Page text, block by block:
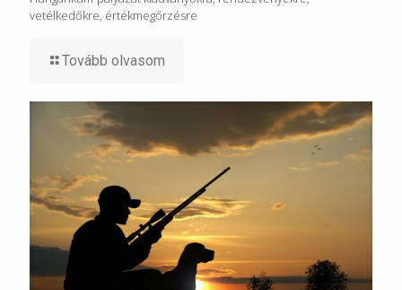
vetélkedőkre, értékmegőrzésre
Tovább olvasom